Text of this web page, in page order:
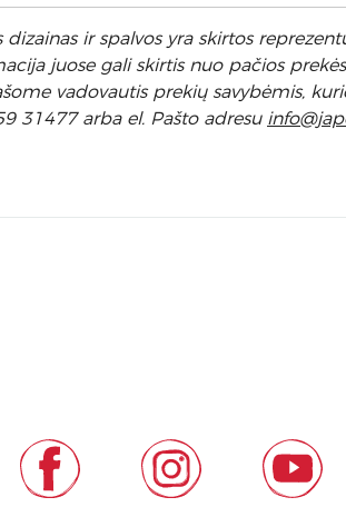
ir spalvos yra skirtos
juose gali skirtis nuo pačios
vadovautis prekių savybėmis,
31477 arba el. Pašto adresu info